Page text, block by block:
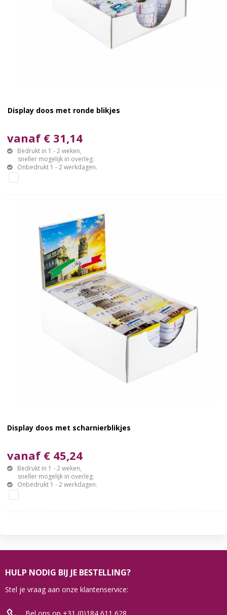
Display doos met ronde blikjes
vanaf € 31,14
Bedrukt in 1 - 2 weken,
sneller mogelijk in overleg.
Onbedrukt 1 - 2 werkdagen.
Display doos met scharnierblikjes
vanaf € 45,24
Bedrukt in 1 - 2 weken,
sneller mogelijk in overleg.
Onbedrukt 1 - 2 werkdagen.
HULP NODIG BIJ JE BESTELLING?
Stel je vraag aan onze klantenservice: